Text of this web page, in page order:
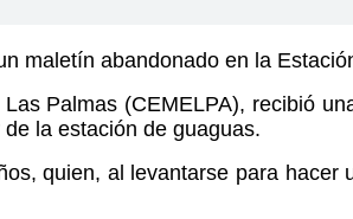
maletín abandonado en la
Palmas (CEMELPA), recibió
la estación de guaguas.
quien, al levantarse para hacer